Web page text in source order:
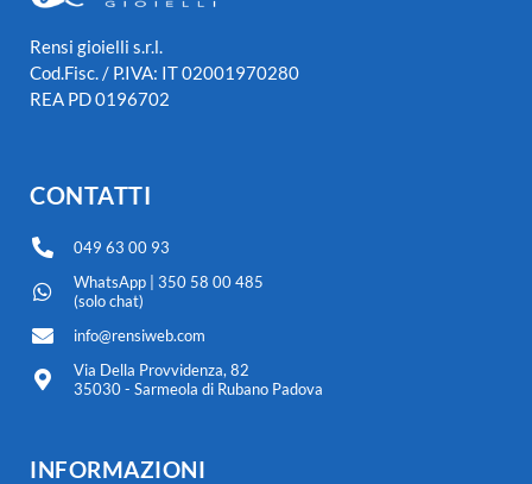
Rensi gioielli s.r.l.
Cod.Fisc. / P.IVA: IT 02001970280
REA PD 0196702
CONTATTI
049 63 00 93
WhatsApp | 350 58 00 485
(solo chat)
info@rensiweb.com
Via Della Provvidenza, 82
35030 - Sarmeola di Rubano Padova
INFORMAZIONI